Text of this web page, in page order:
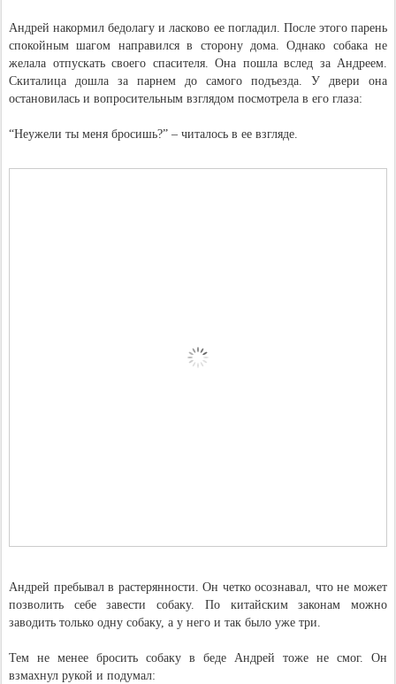
Андрей накормил бедолагу и ласково ее погладил. После этого парень
спокойным шагом направился в сторону дома. Однако собака не
желала отпускать своего спасителя. Она пошла вслед за Андреем.
Скиталица дошла за парнем до самого подъезда. У двери она
остановилась и вопросительным взглядом посмотрела в его глаза:
“Неужели ты меня бросишь?” – читалось в ее взгляде.
Андрей пребывал в растерянности. Он четко осознавал, что не может
позволить себе завести собаку. По китайским законам можно
заводить только одну собаку, а у него и так было уже три.
Тем не менее бросить собаку в беде Андрей тоже не смог. Он
взмахнул рукой и подумал: